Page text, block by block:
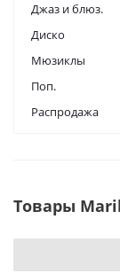
Джаз и блюз.
Диско
Мюзиклы
Поп.
Распродажа
Товары